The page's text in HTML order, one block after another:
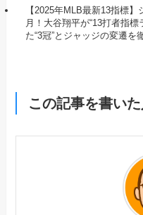
【2025年MLB最新13指標
月！大谷翔平が“13打者指標
た“3冠”とジャッジの変遷を
この記事を書いた